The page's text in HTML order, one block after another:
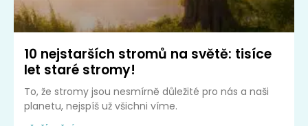
10 nejstarších stromů na světě: tisíce
let staré stromy!
To, že stromy jsou nesmírně důležité pro nás a naši
planetu, nejspíš už všichni víme.